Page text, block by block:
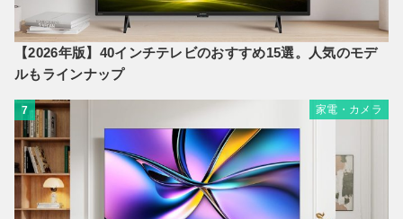
【2026年版】40インチテレビのおすすめ15選。人気のモデ
ルもラインナップ
7 家電・カメラ